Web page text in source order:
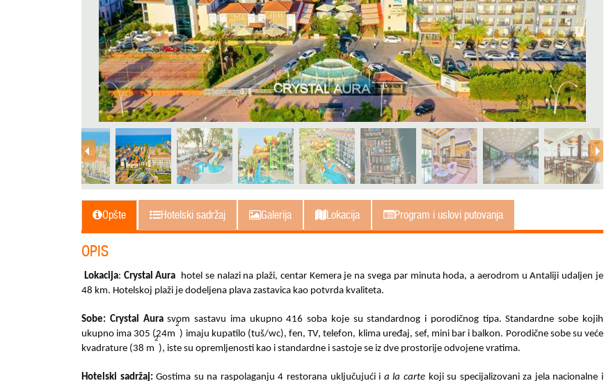
Opšte Hotelski sadržaj Galerija Lokacija Program i uslovi putovanja
OPIS
Lokacija: Crystal Aura hotel se nalazi na plaži, centar Kemera je na svega par minuta hoda, a aerodrom u Antaliji udaljen je
48 km. Hotelskoj plaži je dodeljena plava zastavica kao potvrda kvaliteta.
Sobe: Crystal Aurasvom sastavu ima ukupno 416 soba koje su standardnog i porodičnog tipa. Standardne sobe kojih
ukupno ima 305 (24m
2
) imaju kupatilo (tuš/wc), fen, TV, telefon, klima uređaj, sef, mini bar i balkon. Porodične sobe su veće
kvadrature (38 m
2
), iste su opremljenosti kao i standardne i sastoje se iz dve prostorije odvojene vratima.
Hotelski sadržaj:Gostima su na raspolaganju 4 restorana uključujući i a la cartekoji su specijalizovani za jela nacionalne i